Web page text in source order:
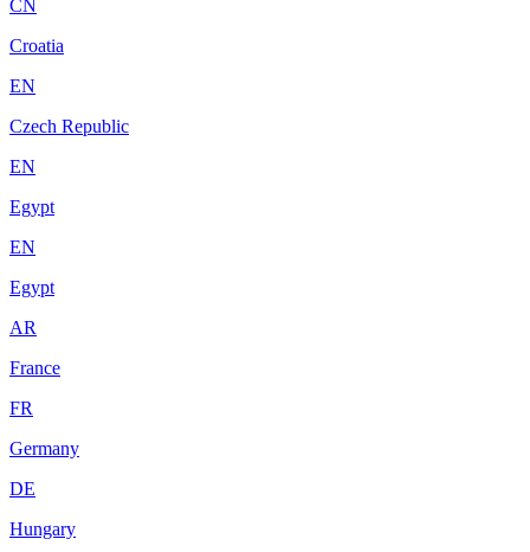
CN
Croatia
EN
Czech Republic
EN
Egypt
EN
Egypt
AR
France
FR
Germany
DE
Hungary